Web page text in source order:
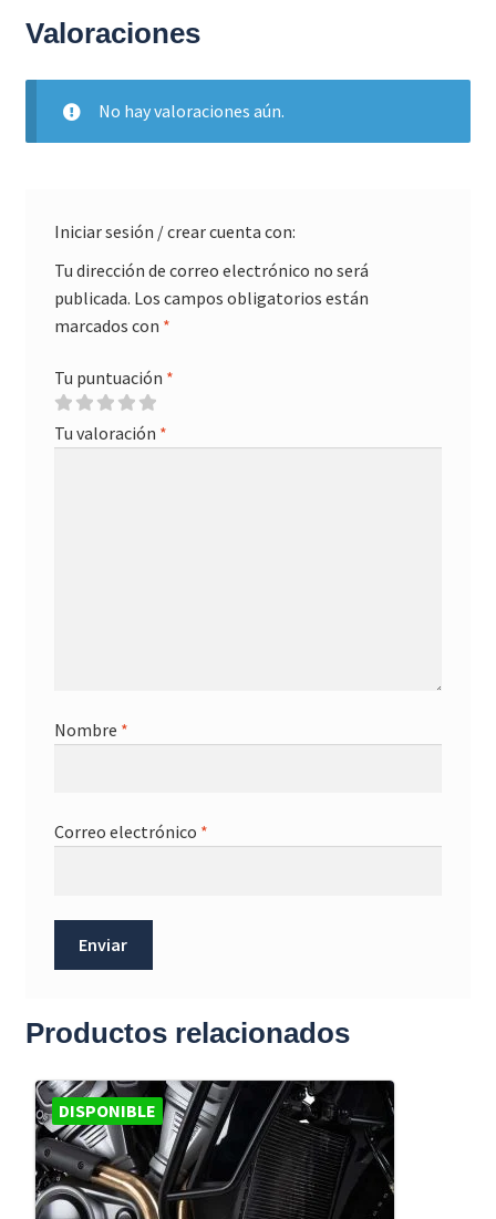
Valoraciones
No hay valoraciones aún.
Iniciar sesión / crear cuenta con:
Tu dirección de correo electrónico no será
publicada. Los campos obligatorios están
marcados con *
Tu puntuación *
Tu valoración *
Nombre *
Correo electrónico *
Productos relacionados
DISPONIBLE